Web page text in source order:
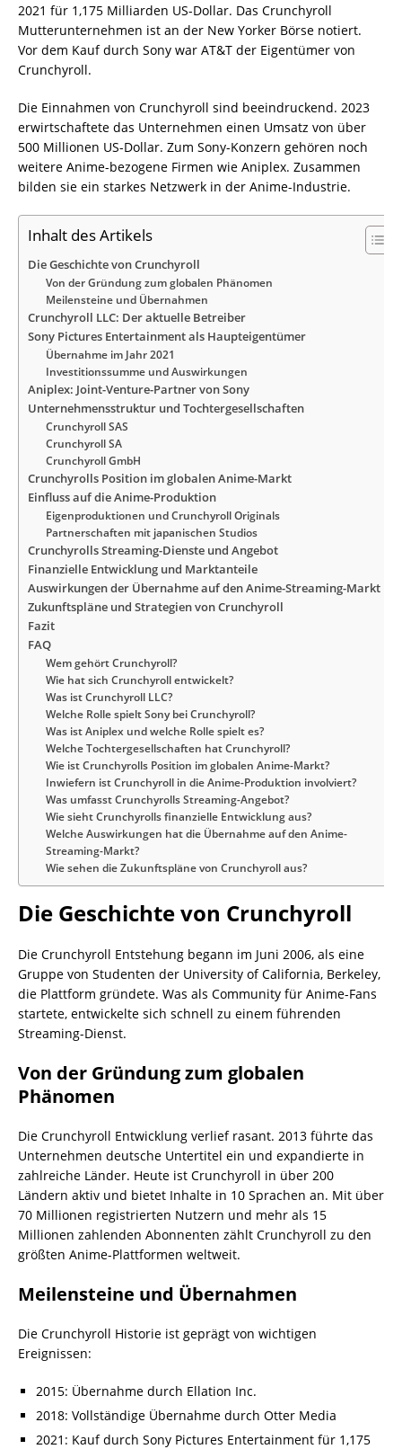
2021 für 1,175 Milliarden US-Dollar. Das Crunchyroll
Mutterunternehmen ist an der New Yorker Börse notiert.
Vor dem Kauf durch Sony war AT&T der Eigentümer von
Crunchyroll.
Die Einnahmen von Crunchyroll sind beeindruckend. 2023
erwirtschaftete das Unternehmen einen Umsatz von über
500 Millionen US-Dollar. Zum Sony-Konzern gehören noch
weitere Anime-bezogene Firmen wie Aniplex. Zusammen
bilden sie ein starkes Netzwerk in der Anime-Industrie.
Inhalt des Artikels
Die Geschichte von Crunchyroll
Von der Gründung zum globalen Phänomen
Meilensteine und Übernahmen
Crunchyroll LLC: Der aktuelle Betreiber
Sony Pictures Entertainment als Haupteigentümer
Übernahme im Jahr 2021
Investitionssumme und Auswirkungen
Aniplex: Joint-Venture-Partner von Sony
Unternehmensstruktur und Tochtergesellschaften
Crunchyroll SAS
Crunchyroll SA
Crunchyroll GmbH
Crunchyrolls Position im globalen Anime-Markt
Einfluss auf die Anime-Produktion
Eigenproduktionen und Crunchyroll Originals
Partnerschaften mit japanischen Studios
Crunchyrolls Streaming-Dienste und Angebot
Finanzielle Entwicklung und Marktanteile
Auswirkungen der Übernahme auf den Anime-Streaming-Markt
Zukunftspläne und Strategien von Crunchyroll
Fazit
FAQ
Wem gehört Crunchyroll?
Wie hat sich Crunchyroll entwickelt?
Was ist Crunchyroll LLC?
Welche Rolle spielt Sony bei Crunchyroll?
Was ist Aniplex und welche Rolle spielt es?
Welche Tochtergesellschaften hat Crunchyroll?
Wie ist Crunchyrolls Position im globalen Anime-Markt?
Inwiefern ist Crunchyroll in die Anime-Produktion involviert?
Was umfasst Crunchyrolls Streaming-Angebot?
Wie sieht Crunchyrolls finanzielle Entwicklung aus?
Welche Auswirkungen hat die Übernahme auf den Anime-
Streaming-Markt?
Wie sehen die Zukunftspläne von Crunchyroll aus?
Die Geschichte von Crunchyroll
Die Crunchyroll Entstehung begann im Juni 2006, als eine
Gruppe von Studenten der University of California, Berkeley,
die Plattform gründete. Was als Community für Anime-Fans
startete, entwickelte sich schnell zu einem führenden
Streaming-Dienst.
Von der Gründung zum globalen
Phänomen
Die Crunchyroll Entwicklung verlief rasant. 2013 führte das
Unternehmen deutsche Untertitel ein und expandierte in
zahlreiche Länder. Heute ist Crunchyroll in über 200
Ländern aktiv und bietet Inhalte in 10 Sprachen an. Mit über
70 Millionen registrierten Nutzern und mehr als 15
Millionen zahlenden Abonnenten zählt Crunchyroll zu den
größten Anime-Plattformen weltweit.
Meilensteine und Übernahmen
Die Crunchyroll Historie ist geprägt von wichtigen
Ereignissen:
2015: Übernahme durch Ellation Inc.
2018: Vollständige Übernahme durch Otter Media
2021: Kauf durch Sony Pictures Entertainment für 1,175